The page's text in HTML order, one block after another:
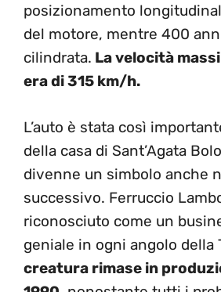
posizionamento
del motore, mentre 400
cilindrata. La velocità
era di 315 km/h.
L’auto è stata così
della casa di Sant’Agata
divenne un simbolo anche
successivo. Ferruccio
riconosciuto come un
geniale in ogni angolo della
creatura rimase in